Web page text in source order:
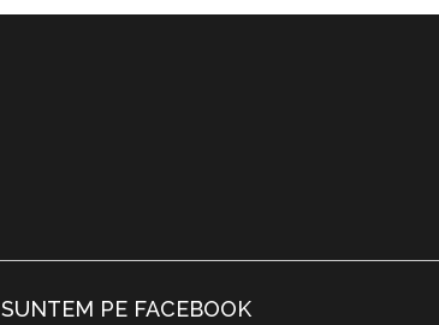
SUNTEM PE FACEBOOK